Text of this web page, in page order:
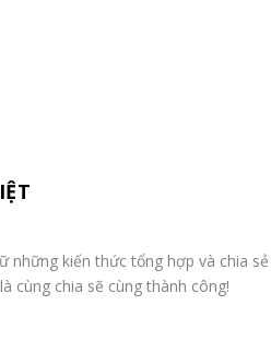
những kiến thức tổng hợp và chia
cùng chia sẽ cùng thành công!